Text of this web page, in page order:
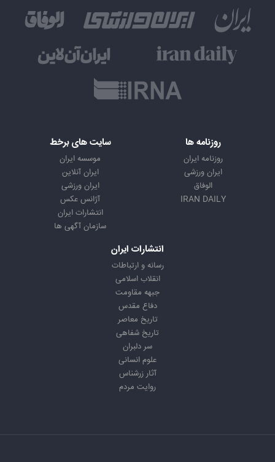
روزنامه ها
روزنامه ایران
ایران ورزشی
الوفاق
IRAN DAILY
سایت های برخط
موسسه ایران
ایران آنلاین
ایران ورزشی
آژانس عکس
انتشارات ایران
سازمان آگهی ها
انتشارات ایران
رسانه و ارتباطات
انقلاب اسلامی
جبهه مقاومت
دفاع مقدس
تاریخ معاصر
تاریخ شفاهی
سر دلبران
علوم انسانی
آثار زرشناس
روایت مردم